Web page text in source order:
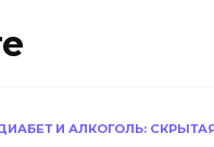
И АЛКОГОЛЬ: